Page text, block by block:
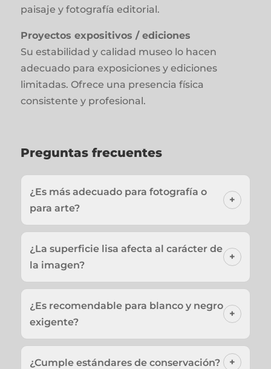
paisaje y fotografía editorial.
Proyectos expositivos / ediciones
Su estabilidad y calidad museo lo hacen
adecuado para exposiciones y ediciones
limitadas. Ofrece una presencia física
consistente y profesional.
Preguntas frecuentes
¿Es más adecuado para fotografía o
para arte?
¿La superficie lisa afecta al carácter de
la imagen?
¿Es recomendable para blanco y negro
exigente?
¿Cumple estándares de conservación?